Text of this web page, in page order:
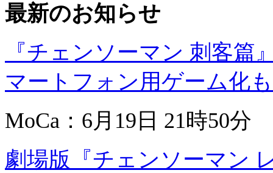
最新のお知らせ
『チェンソーマン 刺客篇
マートフォン用ゲーム化も
MoCa：6月19日 21時50分
劇場版『チェンソーマン